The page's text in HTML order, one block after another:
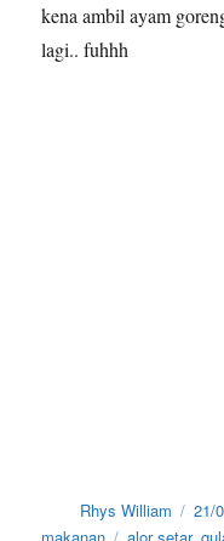
kena ambil ayam
lagi.. fuhhh
Author
Rhys William
on
21/
Tags